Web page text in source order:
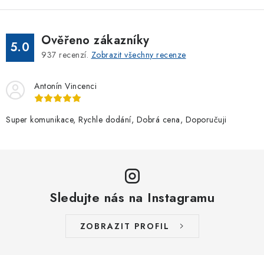
5.0 Ověřeno zákazníky
937 recenzí. Zobrazit všechny recenze
Antonín Vincenci
Super komunikace, Rychle dodání, Dobrá cena, Doporučuji
Sledujte nás na Instagramu
ZOBRAZIT PROFIL